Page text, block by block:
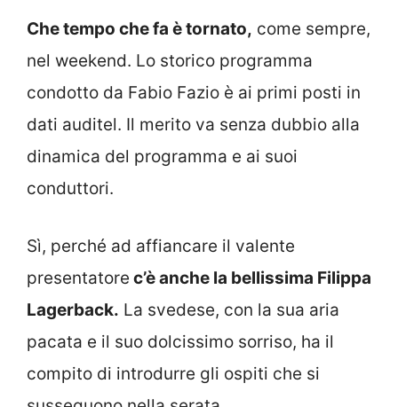
Che tempo che fa è tornato, come sempre,
nel weekend. Lo storico programma
condotto da Fabio Fazio è ai primi posti in
dati auditel. Il merito va senza dubbio alla
dinamica del programma e ai suoi
conduttori.
Sì, perché ad affiancare il valente
presentatore c’è anche la bellissima Filippa
Lagerback. La svedese, con la sua aria
pacata e il suo dolcissimo sorriso, ha il
compito di introdurre gli ospiti che si